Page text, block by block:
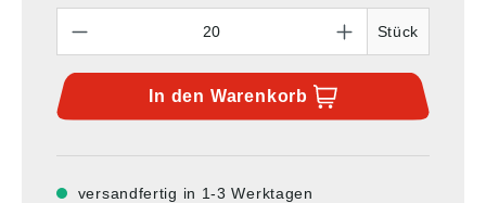
Stück
In den Warenkorb
versandfertig in 1-3 Werktagen